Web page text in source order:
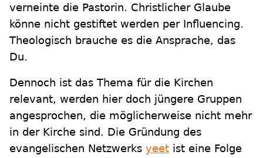
verneinte die Pastorin. Christlicher Glaube
könne nicht gestiftet werden per Influencing.
Theologisch brauche es die Ansprache, das
Du.
Dennoch ist das Thema für die Kirchen
relevant, werden hier doch jüngere Gruppen
angesprochen, die möglicherweise nicht mehr
in der Kirche sind. Die Gründung des
evangelischen Netzwerks yeet ist eine Folge